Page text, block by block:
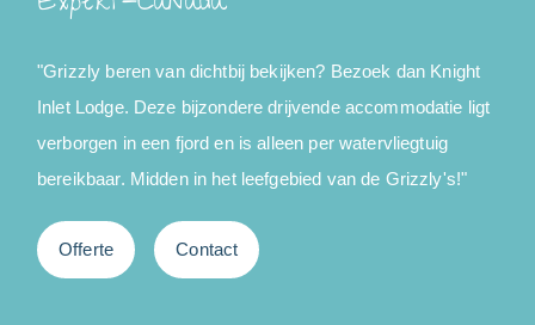
"Grizzly beren van dichtbij bekijken? Bezoek dan Knight
Inlet Lodge. Deze bijzondere drijvende accommodatie ligt
verborgen in een fjord en is alleen per watervliegtuig
bereikbaar. Midden in het leefgebied van de Grizzly's!"
Offerte Contact